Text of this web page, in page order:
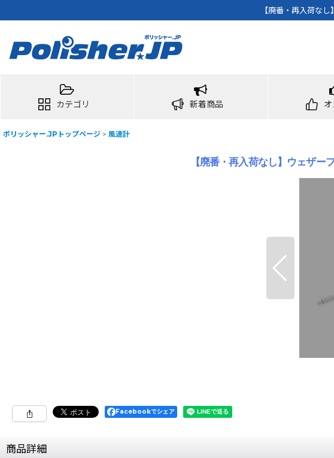
【廃番・再入荷な
カテゴリ 新着商品
ポリッシャー.JPトップページ > 風速計
【廃番・再入荷なし】ウェザー
Facebookでシェア
商品詳細